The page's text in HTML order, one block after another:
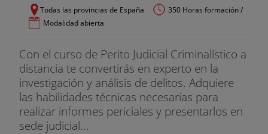
Todas las provincias de España
350 Horas formación /
Modalidad abierta
Con el curso de Perito Judicial Criminalístico a
distancia te convertirás en experto en la
investigación y análisis de delitos. Adquiere
las habilidades técnicas necesarias para
realizar informes periciales y presentarlos en
sede judicial...